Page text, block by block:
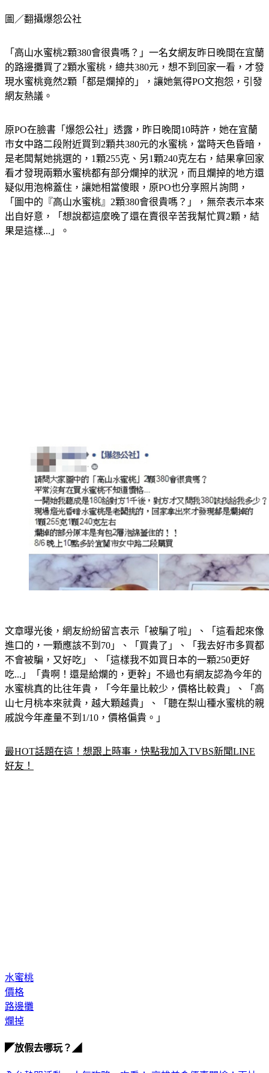
圖／翻攝爆怨公社
「高山水蜜桃2顆380會很貴嗎？」一名女網友昨日晚間在宜蘭
的路邊攤買了2顆水蜜桃，總共380元，想不到回家一看，才發
現水蜜桃竟然2顆「都是爛掉的」，讓她氣得PO文抱怨，引發
網友熱議。
原PO在臉書「爆怨公社」透露，昨日晚間10時許，她在宜蘭
市女中路二段附近買到2顆共380元的水蜜桃，當時天色昏暗，
是老闆幫她挑選的，1顆255克、另1顆240克左右，結果拿回家
看才發現兩顆水蜜桃都有部分爛掉的狀況，而且爛掉的地方還
疑似用泡棉蓋住，讓她相當傻眼，原PO也分享照片詢問，
「圖中的『高山水蜜桃』2顆380會很貴嗎？」，無奈表示本來
出自好意，「想說都這麼晚了還在賣很辛苦我幫忙買2顆，結
果是這樣...」。
文章曝光後，網友紛紛留言表示「被騙了啦」、「這看起來像
進口的，一顆應該不到70」、「買貴了」、「我去好市多買都
不會被騙，又好吃」、「這樣我不如買日本的一顆250更好
吃...」「貴啊！還是給爛的，更幹」不過也有網友認為今年的
水蜜桃真的比往年貴，「今年量比較少，價格比較貴」、「高
山七月桃本來就貴，越大顆越貴」、「聽在梨山種水蜜桃的親
戚說今年產量不到1/10，價格偏貴。」
最HOT話題在這！想跟上時事，快點我加入TVBS新聞LINE
好友！
水蜜桃
價格
路邊攤
爛掉
◤放假去哪玩？◢